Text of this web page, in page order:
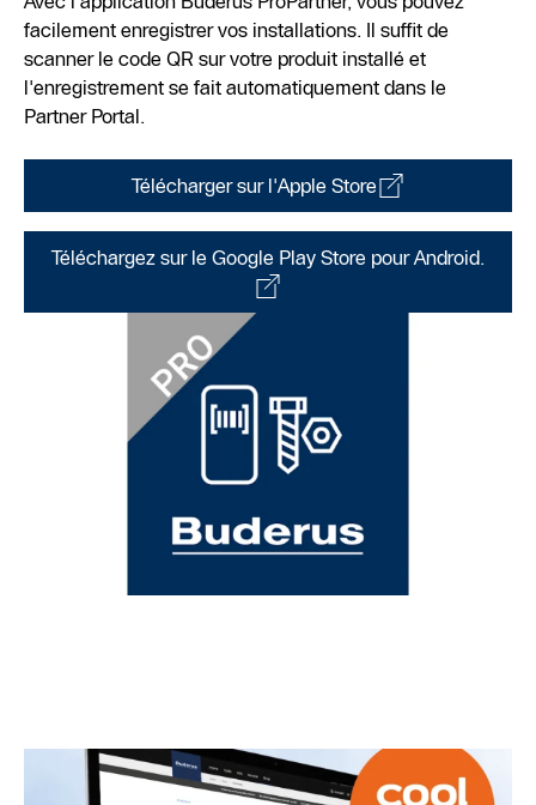
facilement enregistrer vos installations. Il suffit de
scanner le code QR sur votre produit installé et
l'enregistrement se fait automatiquement dans le
Partner Portal.
Télécharger sur l'Apple Store
Téléchargez sur le Google Play Store pour Android.